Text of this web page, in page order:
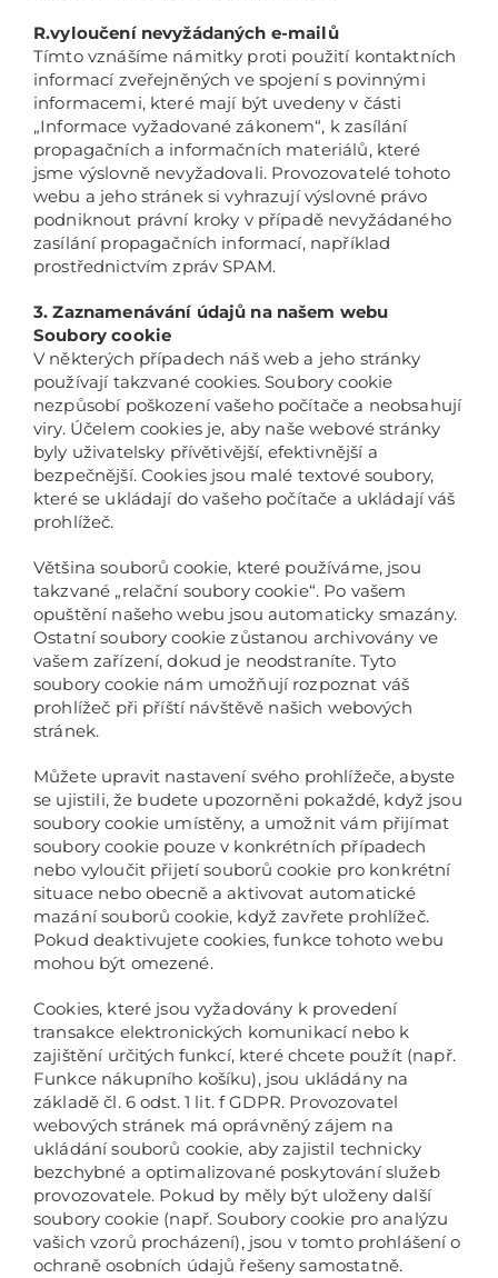
R.vyloučení nevyžádaných e-mailů
Tímto vznášíme námitky proti použití kontaktních
informací zveřejněných ve spojení s povinnými
informacemi, které mají být uvedeny v části
„Informace vyžadované zákonem“, k zasílání
propagačních a informačních materiálů, které
jsme výslovně nevyžadovali. Provozovatelé tohoto
webu a jeho stránek si vyhrazují výslovné právo
podniknout právní kroky v případě nevyžádaného
zasílání propagačních informací, například
prostřednictvím zpráv SPAM.
3. Zaznamenávání údajů na našem webu
Soubory cookie
V některých případech náš web a jeho stránky
používají takzvané cookies. Soubory cookie
nezpůsobí poškození vašeho počítače a neobsahují
viry. Účelem cookies je, aby naše webové stránky
byly uživatelsky přívětivější, efektivnější a
bezpečnější. Cookies jsou malé textové soubory,
které se ukládají do vašeho počítače a ukládají váš
prohlížeč.
Většina souborů cookie, které používáme, jsou
takzvané „relační soubory cookie“. Po vašem
opuštění našeho webu jsou automaticky smazány.
Ostatní soubory cookie zůstanou archivovány ve
vašem zařízení, dokud je neodstraníte. Tyto
soubory cookie nám umožňují rozpoznat váš
prohlížeč při příští návštěvě našich webových
stránek.
Můžete upravit nastavení svého prohlížeče, abyste
se ujistili, že budete upozorněni pokaždé, když jsou
soubory cookie umístěny, a umožnit vám přijímat
soubory cookie pouze v konkrétních případech
nebo vyloučit přijetí souborů cookie pro konkrétní
situace nebo obecně a aktivovat automatické
mazání souborů cookie, když zavřete prohlížeč.
Pokud deaktivujete cookies, funkce tohoto webu
mohou být omezené.
Cookies, které jsou vyžadovány k provedení
transakce elektronických komunikací nebo k
zajištění určitých funkcí, které chcete použít (např.
Funkce nákupního košíku), jsou ukládány na
základě čl. 6 odst. 1 lit. f GDPR. Provozovatel
webových stránek má oprávněný zájem na
ukládání souborů cookie, aby zajistil technicky
bezchybné a optimalizované poskytování služeb
provozovatele. Pokud by měly být uloženy další
soubory cookie (např. Soubory cookie pro analýzu
vašich vzorů procházení), jsou v tomto prohlášení o
ochraně osobních údajů řešeny samostatně.